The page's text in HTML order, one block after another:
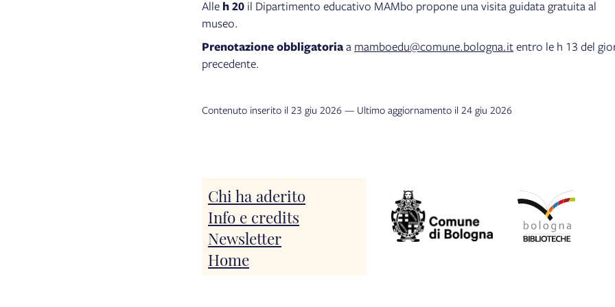
Alle h 20 il Dipartimento educativo MAMbo propone una visita guidata gratuita al
museo.
Prenotazione obbligatoriaa mamboedu@comune.bologna.itentro le h 13 del
precedente.
Contenuto inserito il 23 giu 2026 — Ultimo aggiornamento il 24 giu 2026
Chi ha aderito
Info e credits
Newsletter
Home